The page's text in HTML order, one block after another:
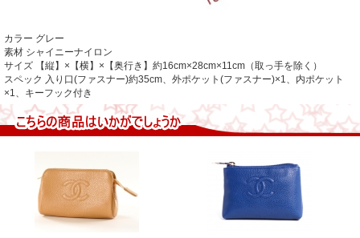
カラー グレー
素材 シャイニーナイロン
サイズ 【縦】×【横】×【奥行き】約16cm×28cm×11cm（取っ手を除く）
スペック 入り口(ファスナー)約35cm、外ポケット(ファスナー)×1、内ポケット
×1、キーフック付き